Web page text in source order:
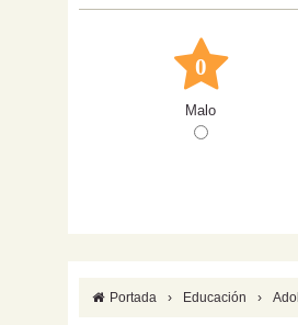
0
Malo
Portada › Educación ›